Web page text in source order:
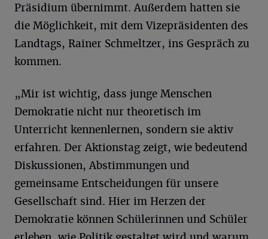
Präsidium übernimmt. Außerdem hatten sie
die Möglichkeit, mit dem Vizepräsidenten des
Landtags, Rainer Schmeltzer, ins Gespräch zu
kommen.
„Mir ist wichtig, dass junge Menschen
Demokratie nicht nur theoretisch im
Unterricht kennenlernen, sondern sie aktiv
erfahren. Der Aktionstag zeigt, wie bedeutend
Diskussionen, Abstimmungen und
gemeinsame Entscheidungen für unsere
Gesellschaft sind. Hier im Herzen der
Demokratie können Schülerinnen und Schüler